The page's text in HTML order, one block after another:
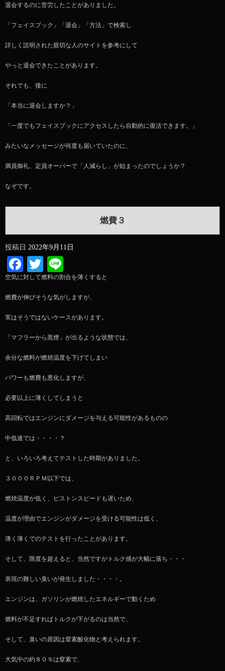
退会するのに苦労したことがありました。
「フェイスブック」「退会」「方法」で検索し
詳しく説明された親切な人のサイトを参考にして
やっと退会できたことがあります。
それでも、後に
「本当に退会しますか？」
「一度でもフェイスブックにアクセスしたら自動的に復活できます。」
みたいなメッセージが何度も届いていたのに、
満員御礼、定員オーバーで「人減らし」が始まったのでしょうか？
なぞです。
燃費３
投稿日 2022年9月11日
Facebook
Twitter
空気に対して燃料の割合を薄くすると
燃費が伸びそうな気がしますが、
実はそうではないケースがあります。
「マフラーから黒煙」が出るような状態では、
余分な燃料が燃焼温度を下げてしまい
パワーも燃費も悪化しますが、
必要以上に薄くしてしまうと
高回転ではエンジンにダメージを与える可能性があるものの
中低速では・・・・？
と、いろいろ考えてテストした時期がありました。
３０００ＲＰＭ以下では、
燃焼温度が低く、ピストンスピードも遅いため、
温度が理由でエンジンがダメージを受ける可能性は低く、
薄く薄くでのテストを行ったことがあります。
そして、限度を超えると、当然ですがトルク感が大幅に落ち・・・
表現の難しい臭いが発生しました・・・・。
エンジンは、ガソリンが燃焼したエネルギーで動くため
燃料が不足すればトルクが下がるのは当然で、
そして、臭いの原因は窒素酸化物と考えられます。
大気中の約８０％は窒素で、